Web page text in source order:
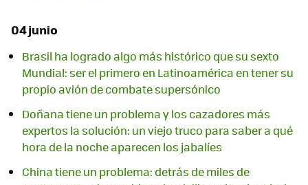
04 junio
Brasil ha logrado algo más histórico que su sexto
Mundial: ser el primero en Latinoamérica en tener su
propio avión de combate supersónico
Doñana tiene un problema y los cazadores más
expertos la solución: un viejo truco para saber a qué
hora de la noche aparecen los jabalíes
China tiene un problema: detrás de miles de